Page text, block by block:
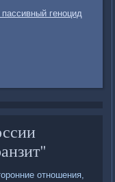
геноцид
отношения,